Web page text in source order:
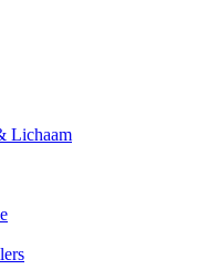
Lichaam